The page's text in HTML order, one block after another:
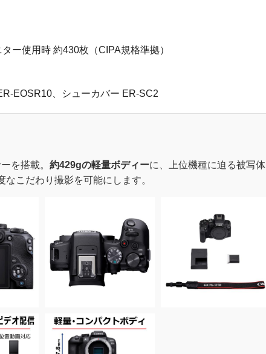
ー使用時 約430枚（CIPA規格準拠）
EOSR10、シューカバー ER-SC2
を搭載。 約429gの軽量ボディーに、上位機種に迫る被写体
こだわり撮影を可能にします。